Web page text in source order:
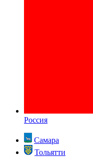
Россия
Самара
Тольятти